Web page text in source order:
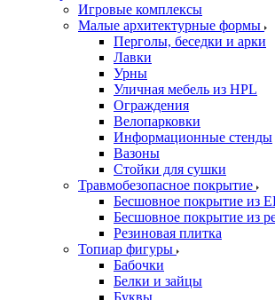
Игровые комплексы
Малые архитектурные формы
Перголы, беседки и арки
Лавки
Урны
Уличная мебель из HPL
Ограждения
Велопарковки
Информационные стенды
Вазоны
Стойки для сушки
Травмобезопасное покрытие
Бесшовное покрытие из
Бесшовное покрытие из
Резиновая плитка
Топиар фигуры
Бабочки
Белки и зайцы
Буквы